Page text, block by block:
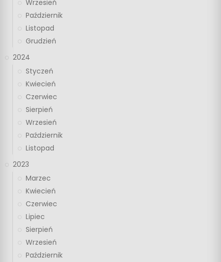
Wrzesień
Październik
Listopad
Grudzień
2024
Styczeń
Kwiecień
Czerwiec
Sierpień
Wrzesień
Październik
Listopad
2023
Marzec
Kwiecień
Czerwiec
Lipiec
Sierpień
Wrzesień
Październik